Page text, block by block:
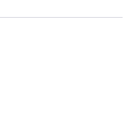
trouver une place au